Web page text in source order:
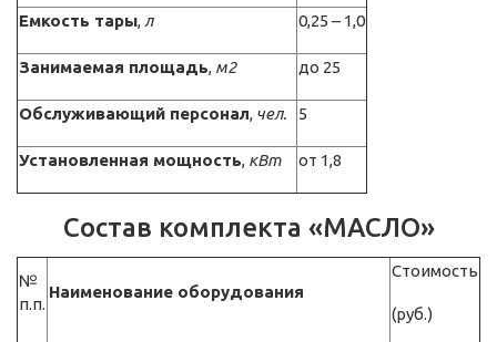
Емкость тары, л 0,25 – 1,0
Занимаемая площадь, м2 до 25
Обслуживающий персонал, чел. 5
Установленная мощность, кВт от 1,8
Состав комплекта «МАСЛО»
№
п.п.
Наименование оборудования
Стоимость
(руб.)